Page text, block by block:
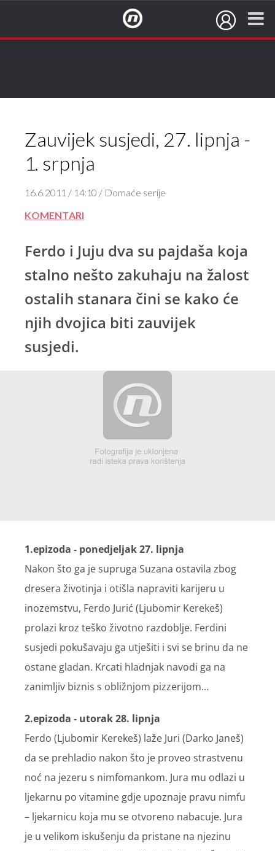
Zauvijek susjedi, 27. lipnja -
1. srpnja
16.6.2011 / 14:10 / Domaće serije
KOMENTARI
Ferdo i Juju dva su pajdaša koja
stalno nešto zakuhaju na žalost
ostalih stanara čini se kako će
njih dvojica biti zauvijek
susjedi.
1.epizoda - ponedjeljak 27. lipnja
Nakon što ga je supruga Suzana ostavila zbog
dresera životinja i otišla napraviti karijeru u
inozemstvu, Ferdo Jurić (Ljubomir Kerekeš)
prolazi kroz teško životno razdoblje. Ferdini
susjedi pokušavaju ga utješiti i svi se brinu da ne
ostane gladan. Krcati hladnjak navodi ga na
zanimljiv biznis s obližnjom pizzerijom…
2.epizoda - utorak 28. lipnja
Ferdo (Ljubomir Kerekeš) laže Juri (Darko Janeš)
da se prehladio nakon što je proveo strastvenu
noć na jezeru s nimfomankom. Jura mu odlazi u
ljekarnu po vitamine gdje upoznaje pravu nimfu
– ljekarnicu koja mu se otvoreno nabacuje. Jura
je u velikom iskušenju da pristane na njezinu